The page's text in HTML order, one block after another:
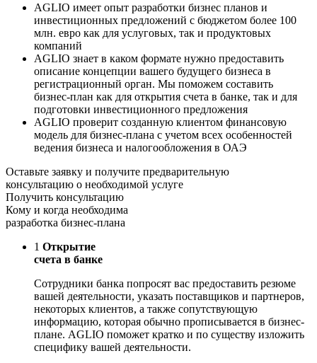
AGLIO имеет опыт разработки бизнес планов и
инвестиционных предложений с бюджетом более 100
млн. евро как для услуговых, так и продуктовых
компаний
AGLIO знает в каком формате нужно предоставить
описание концепции вашего будущего бизнеса в
регистрационный орган. Мы поможем составить
бизнес-план как для открытия счета в банке, так и для
подготовки инвестиционного предложения
AGLIO проверит созданную клиентом финансовую
модель для бизнес-плана с учетом всех особенностей
ведения бизнеса и налогообложения в ОАЭ
Оставьте заявку и получите предварительную
консультацию о необходимой услуге
Получить консультацию
Кому и когда необходима
разработка бизнес-плана
1 Открытие
счета в банке
Сотрудники банка попросят вас предоставить резюме
вашей деятельности, указать поставщиков и партнеров,
некоторых клиентов, а также сопутствующую
информацию, которая обычно прописывается в бизнес-
плане. AGLIO поможет кратко и по существу изложить
специфику вашей деятельности.